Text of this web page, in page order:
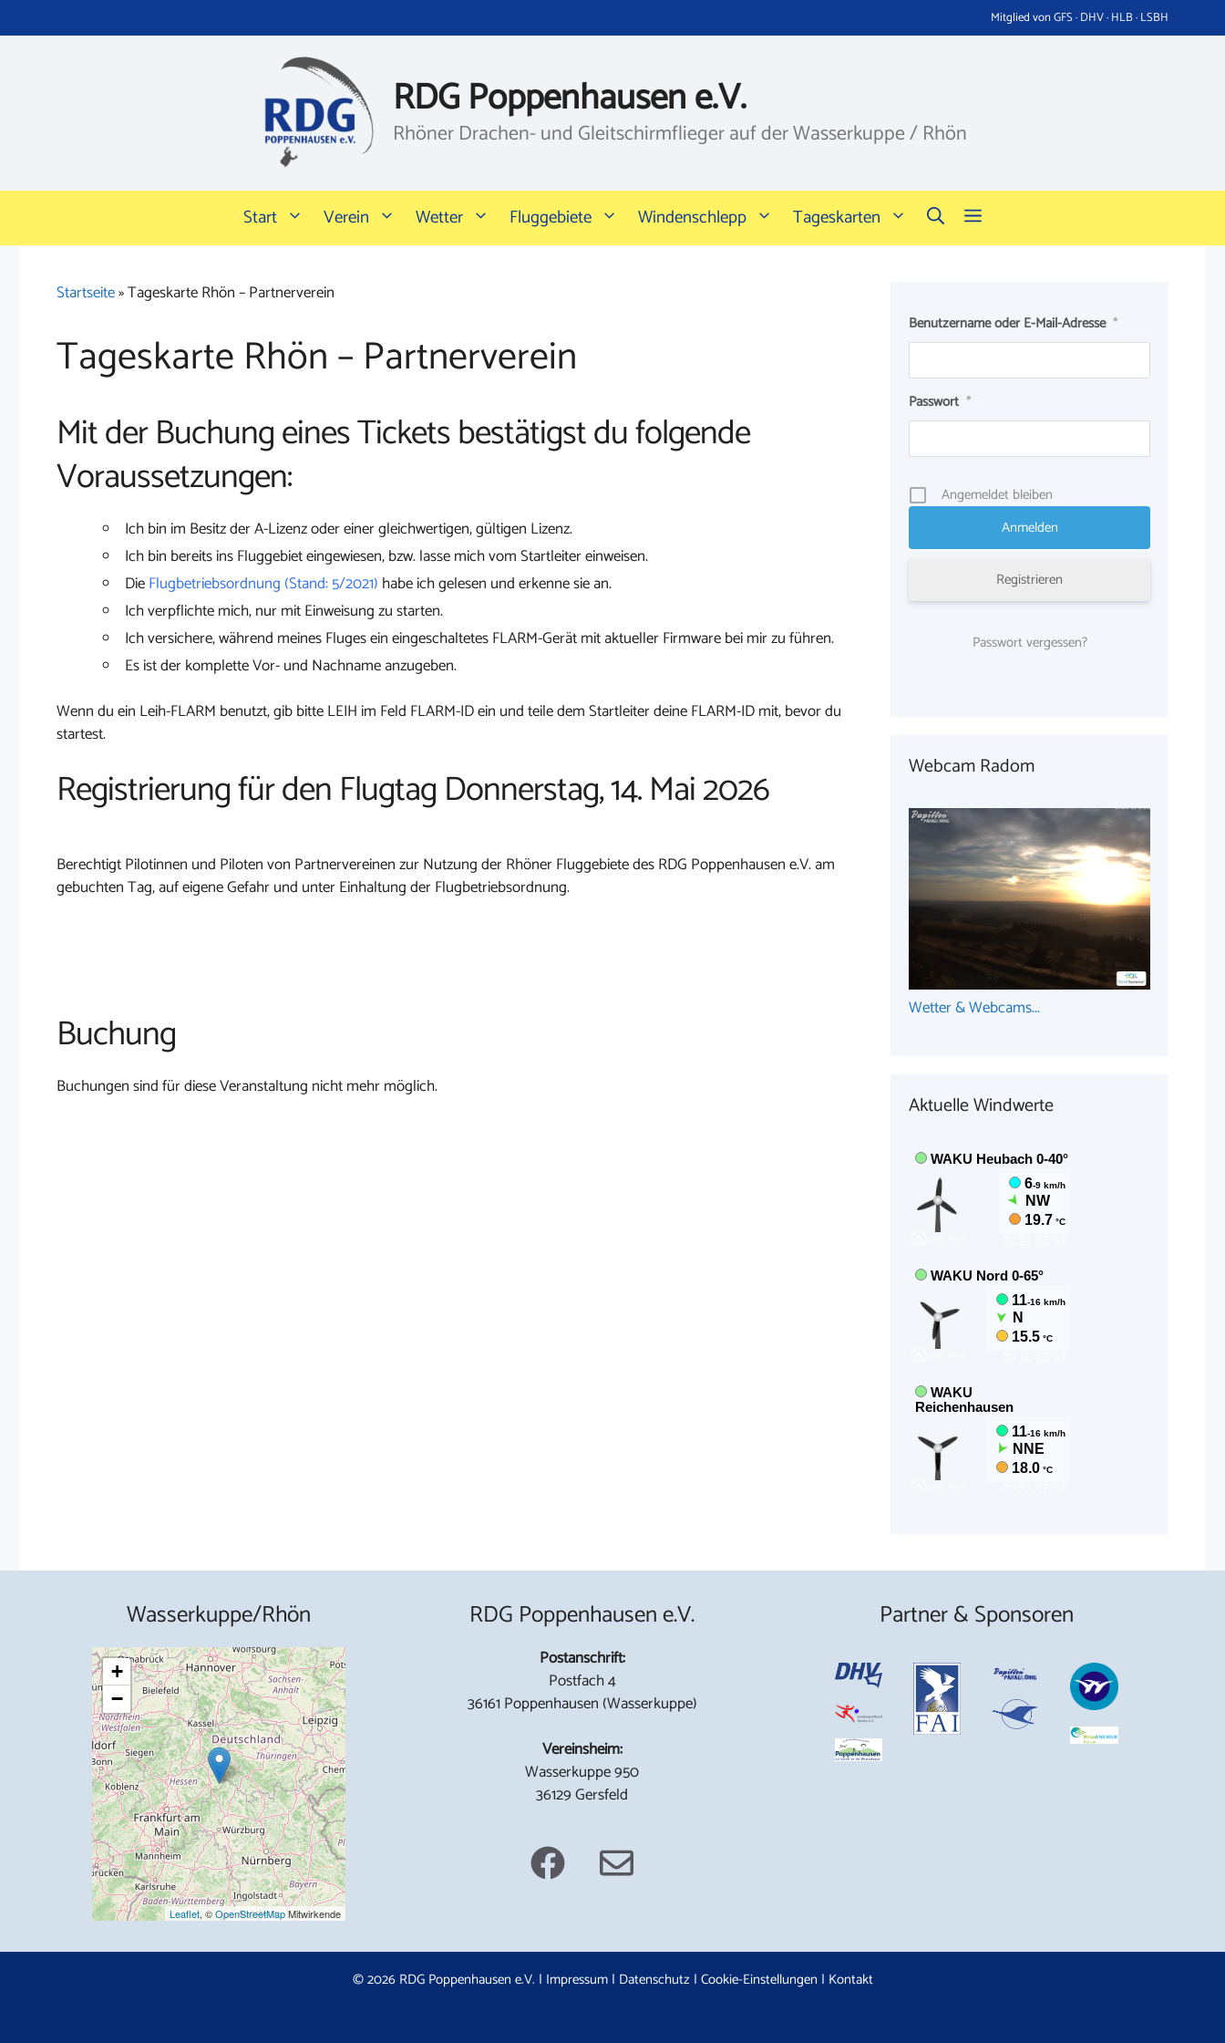
Inhalt
Mitglied von GFS · DHV · HLB · LSBH
RDG Poppenhausen e.V.
Rhöner Drachen- und Gleitschirmflieger auf der Wasserkuppe / Rhön
Start Verein Wetter Fluggebiete Windenschlepp Tageskarten
Startseite»Tageskarte Rhön – Partnerverein
Tageskarte Rhön – Partnerverein
Mit der Buchung eines Tickets bestätigst du folgende
Voraussetzungen:
Ich bin im Besitz der A-Lizenz oder einer gleichwertigen, gültigen Lizenz.
Ich bin bereits ins Fluggebiet eingewiesen, bzw. lasse mich vom Startleiter einweisen.
DieFlugbetriebsordnung (Stand: 5/2021) habe ich gelesen und erkenne sie an.
Ich verpflichte mich, nur mit Einweisung zu starten.
Ich versichere, während meines Fluges ein eingeschaltetes FLARM-Gerät mit aktueller Firmware bei mir zu führen.
Es ist der komplette Vor- und Nachname anzugeben.
Wenn du ein Leih-FLARM benutzt, gib bitte LEIH im Feld FLARM-ID ein und teile dem Startleiter deine FLARM-ID mit, bevor du
startest.
Registrierung für den Flugtag Donnerstag, 14. Mai 2026
Berechtigt Pilotinnen und Piloten von Partnervereinen zur Nutzung der Rhöner Fluggebiete des RDG Poppenhausen e.V. am
gebuchten Tag, auf eigene Gefahr und unter Einhaltung der Flugbetriebsordnung.
Buchung
Buchungen sind für diese Veranstaltung nicht mehr möglich.
Benutzername oder E-Mail-Adresse *
Passwort *
Angemeldet bleiben
Registrieren
Passwort vergessen?
Webcam Radom
Wetter & Webcams...
Aktuelle Windwerte
Wasserkuppe/Rhön
+
−
Leaflet, ©OpenStreetMapMitwirkende
RDG Poppenhausen e.V.
Postanschrift:
Postfach 4
36161 Poppenhausen (Wasserkuppe)
Vereinsheim:
Wasserkuppe 950
36129 Gersfeld
Partner & Sponsoren
© 2026 RDG Poppenhausen e.V. | Impressum| Datenschutz | Cookie-Einstellungen | Kontakt